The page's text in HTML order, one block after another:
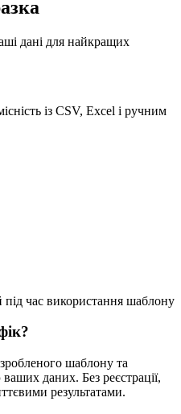
дані для найкращих
із CSV, Excel і ручним
час використання шаблону
шаблону та
даних. Без реєстрації,
результатами.